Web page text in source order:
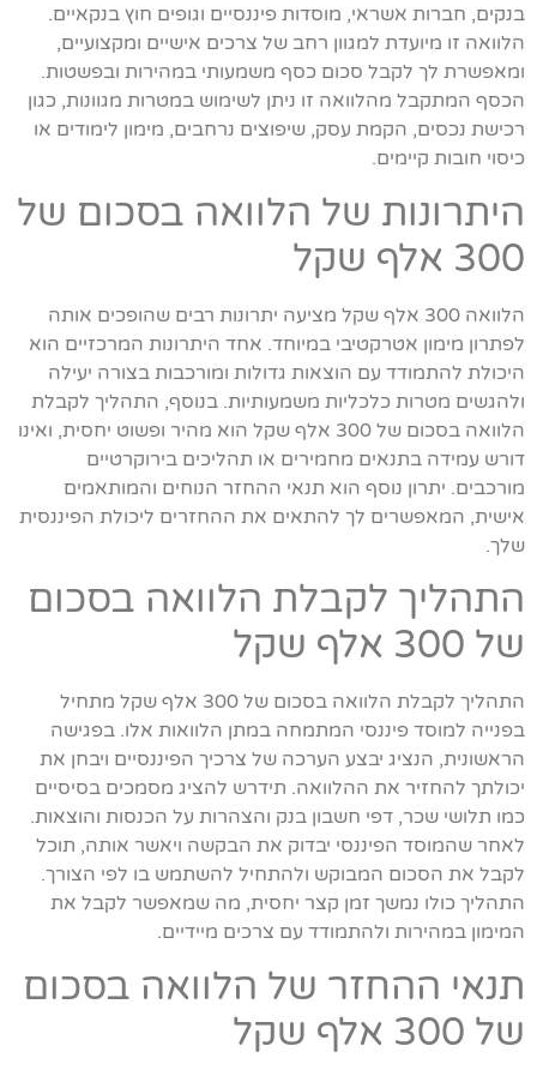
בנקים, חברות אשראי, מוסדות פיננסיים וגופים חוץ בנקאיים.
הלוואה זו מיועדת למגוון רחב של צרכים אישיים ומקצועיים,
ומאפשרת לך לקבל סכום כסף משמעותי במהירות ובפשטות.
הכסף המתקבל מהלוואה זו ניתן לשימוש במטרות מגוונות, כגון
רכישת נכסים, הקמת עסק, שיפוצים נרחבים, מימון לימודים או
כיסוי חובות קיימים.
היתרונות של הלוואה בסכום של
300 אלף שקל
הלוואה 300 אלף שקל מציעה יתרונות רבים שהופכים אותה
לפתרון מימון אטרקטיבי במיוחד. אחד היתרונות המרכזיים הוא
היכולת להתמודד עם הוצאות גדולות ומורכבות בצורה יעילה
ולהגשים מטרות כלכליות משמעותיות. בנוסף, התהליך לקבלת
הלוואה בסכום של 300 אלף שקל הוא מהיר ופשוט יחסית, ואינו
דורש עמידה בתנאים מחמירים או תהליכים בירוקרטיים
מורכבים. יתרון נוסף הוא תנאי ההחזר הנוחים והמותאמים
אישית, המאפשרים לך להתאים את ההחזרים ליכולת הפיננסית
שלך.
התהליך לקבלת הלוואה בסכום
של 300 אלף שקל
התהליך לקבלת הלוואה בסכום של 300 אלף שקל מתחיל
בפנייה למוסד פיננסי המתמחה במתן הלוואות אלו. בפגישה
הראשונית, הנציג יבצע הערכה של צרכיך הפיננסיים ויבחן את
יכולתך להחזיר את ההלוואה. תידרש להציג מסמכים בסיסיים
כמו תלושי שכר, דפי חשבון בנק והצהרות על הכנסות והוצאות.
לאחר שהמוסד הפיננסי יבדוק את הבקשה ויאשר אותה, תוכל
לקבל את הסכום המבוקש ולהתחיל להשתמש בו לפי הצורך.
התהליך כולו נמשך זמן קצר יחסית, מה שמאפשר לקבל את
המימון במהירות ולהתמודד עם צרכים מיידיים.
תנאי ההחזר של הלוואה בסכום
של 300 אלף שקל